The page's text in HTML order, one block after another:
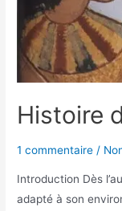
Histoire
1 commentaire /
Introduction Dès
adapté à son